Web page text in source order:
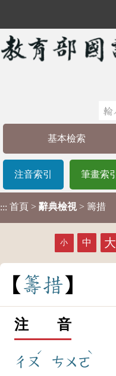
基本檢索
注音索引 筆畫索引
::: 首頁 > 辭典檢視 > 籌措
小 中 大
籌措
注 音
ㄔㄡ
ˊ
ㄘㄨㄛ
ˋ